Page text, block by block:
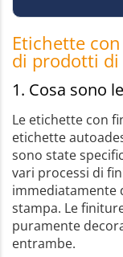
Etichette
di prodotti
1. Cosa sono
Le etichette con
etichette
sono state
vari processi di
immediatamente
stampa. Le
puramente
entrambe.